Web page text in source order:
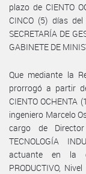
plazo de CIENTO
CINCO (5) días
SECRETARÍA DE
GABINETE DE
Que mediante la
prorrogó a partir
CIENTO
ingeniero Marcelo
cargo de Director
TECNOLOGÍA
actuante en la
PRODUCTIVO,